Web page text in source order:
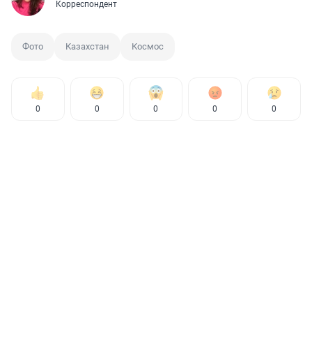
Корреспондент
Фото Казахстан Космос
0 0 0 0 0